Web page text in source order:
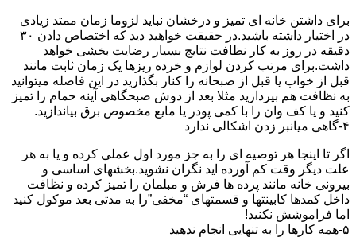
برای داشتن خانه ای تمیز و درخشان نباید لزوما زمان ممتد زیادی
در اختیار داشته باشید.در حقیقت خواهید دید که اختصاص دادن ۳۰
دقیقه در روز به کار نظافت نتایج بسیار رضایت بخشی خواهد
داشت.برای مرتب کردن لوازم و خرده ریزها یک زمان ثابت مانند
قبل از خواب یا قبل از صبحانه را کنار بگذارید در این فاصله میتوانید
به نظافت هم بپردازید مثلا بعد از دوش صبحگاهی آینه حمام را تمیز
کنید و یا کف وان را با کمی پودر یا مایع مخصوص برق بیاندازید.
۴-گاهی میانبر زدن اشکالی ندارد
اگر تا اینجا هر توصیه ای را به جز مورد اول عملی کرده و یا به هر
علت دیگر وقت کم آورده اید نگران نشوید.بخشهای اساسی و
بیرونی خانه مانند پرده ها فرش و مبلمان را تمیز کرده و نظافت
داخل کمدها کابینتها و قسمتهای “مخفی”را به مدتی بعد موکول کنید
اما فراموشش نکنید!
۵-همه کارها را به تنهایی انجام ندهید